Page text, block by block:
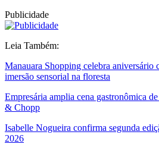
Publicidade
Leia Também:
Manauara Shopping celebra aniversário
imersão sensorial na floresta
Empresária amplia cena gastronômica
& Chopp
Isabelle Nogueira confirma segunda
2026